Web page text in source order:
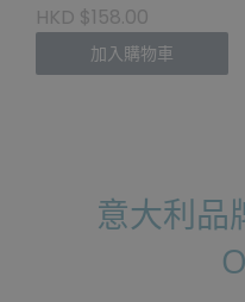
HKD $158.00
加入購物車
意大利品